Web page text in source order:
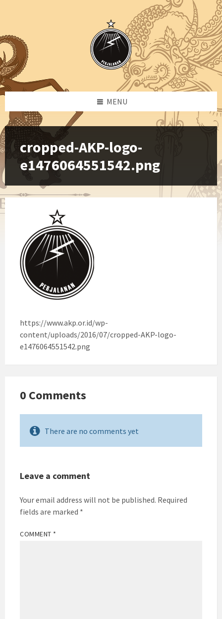
MENU
cropped-AKP-logo-
e1476064551542.png
https://www.akp.or.id/wp-
content/uploads/2016/07/cropped-AKP-logo-
e1476064551542.png
0 Comments
There are no comments yet
Leave a comment
Your email address will not be published. Required
fields are marked *
COMMENT *